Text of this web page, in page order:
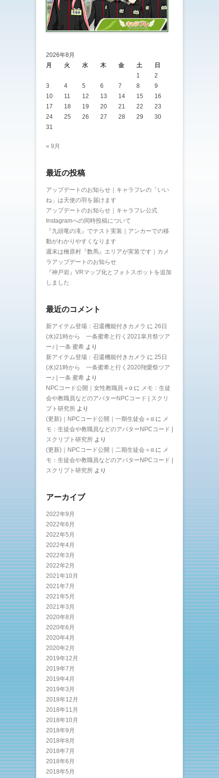
2026年8月
月
火 水 木 金 土
日
1
2
3
4 5 6 7 8
9
10
11 12 13 14 15
16
17
18 19 20 21 22
23
24
25 26 27 28 29
30
31
« 9月
最近の投稿
アップデートのお知らせ｜キャラフレの「いい
ね」は天使の羽を届けます
アップデートのお知らせ｜キャラフレ公式
Instagramへの同時投稿について
『九頭竜の滝』でテスト実装｜アンカーでの移
動がわかりやすくなります
週末は檜原村『数馬』エリアが実装です｜カメ
ラアップデートのお知らせ
『神戸岩』VRマップ化とフォトスポットを追加
しました
最近のコメント
新アイテム登場：召還機能付きカメラ に 26日
(水)21時から 一条蜜希と行く2021皐月祭ツア
ー♪ | 一条 蜜希 より
新アイテム登場：召還機能付きカメラ に 25日
(水)21時から 一条蜜希と行く2020翔愛祭ツア
ー♪ | 一条 蜜希 より
NPCコード公開｜女性教職員＋α に メモ：生徒
会や教職員などのアバターNPCコード | スクリ
プト研究所 より
(更新)｜NPCコード公開｜一期生徒会＋α に メ
モ：生徒会や教職員などのアバターNPCコード |
スクリプト研究所 より
(更新)｜NPCコード公開｜二期生徒会＋α に メ
モ：生徒会や教職員などのアバターNPCコード |
スクリプト研究所 より
アーカイブ
2022年9月
2022年6月
2022年5月
2022年4月
2022年3月
2022年2月
2021年10月
2021年7月
2021年5月
2021年3月
2020年8月
2020年6月
2020年4月
2020年2月
2019年12月
2019年7月
2019年4月
2019年3月
2018年12月
2018年11月
2018年10月
2018年9月
2018年8月
2018年7月
2018年6月
2018年5月